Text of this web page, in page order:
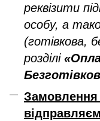
реквізити
особу, а
(готівкова,
розділі
Замовлення